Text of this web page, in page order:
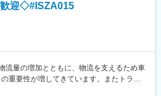
りますが、海外出張にも帯同いただき、交
ますが、フランスのTOPSOLID社との通
おります。
迎◇#ISZA015
流量の増加とともに、物流を支えるため車
重要性が増してきています。またトラッ